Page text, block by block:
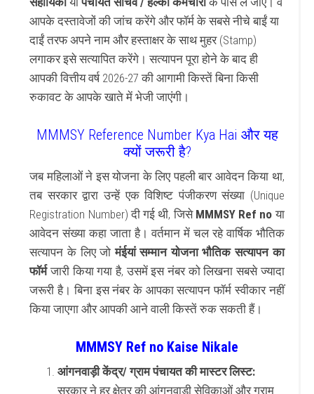
आपके दस्तावेजों की जांच करेंगे और फॉर्म के सबसे नीचे बाईं या
दाईं तरफ अपने नाम और हस्ताक्षर के साथ मुहर (Stamp)
लगाकर इसे सत्यापित करेंगे। सत्यापन पूरा होने के बाद ही
आपकी वित्तीय वर्ष 2026-27 की आगामी किस्तें बिना किसी
रुकावट के आपके खाते में भेजी जाएंगी।
MMMSY Reference Number Kya Hai और यह
क्यों जरूरी है?
जब महिलाओं ने इस योजना के लिए पहली बार आवेदन किया था,
तब सरकार द्वारा उन्हें एक विशिष्ट पंजीकरण संख्या (Unique
Registration Number) दी गई थी, जिसे MMMSY Ref no या
आवेदन संख्या कहा जाता है। वर्तमान में चल रहे वार्षिक भौतिक
सत्यापन के लिए जोमंईयां सम्मान योजना भौतिक सत्यापन का
फॉर्मजारी किया गया है, उसमें इस नंबर को लिखना सबसे ज्यादा
जरूरी है। बिना इस नंबर के आपका सत्यापन फॉर्म स्वीकार नहीं
किया जाएगा और आपकी आने वाली किस्तें रुक सकती हैं।
MMMSY Ref no Kaise Nikale
आंगनवाड़ी केंद्र/ ग्राम पंचायत की मास्टर लिस्ट:
सरकार ने हर क्षेत्र की आंगनवाड़ी सेविकाओं और ग्राम